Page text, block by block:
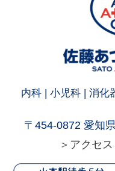
内科 | 小児科 | 消化
〒454-0872 愛知
＞アクセ